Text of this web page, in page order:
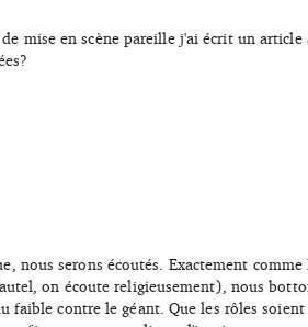
mise en scène pareille j'ai écrit un article
nous serons écoutés. Exactement
on écoute religieusement), nous
faible contre le géant. Que les rôles